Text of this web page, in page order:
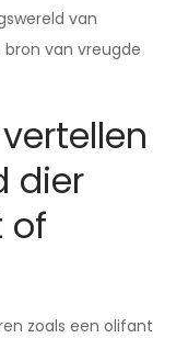
van
van vreugde
dier
of
zoals een olifant